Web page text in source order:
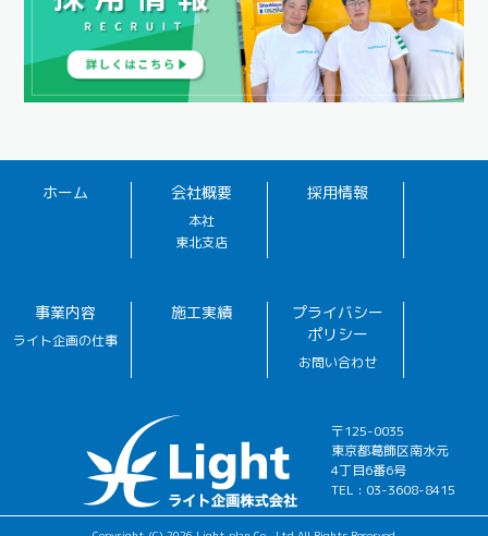
ホーム 会社概要
本社
東北支店
採用情報
事業内容
ライト企画の仕事
施工実績
プライバシー
ポリシー
お問い合わせ
〒125-0035
東京都葛飾区南水元
4丁目6番6号
TEL : 03-3608-8415